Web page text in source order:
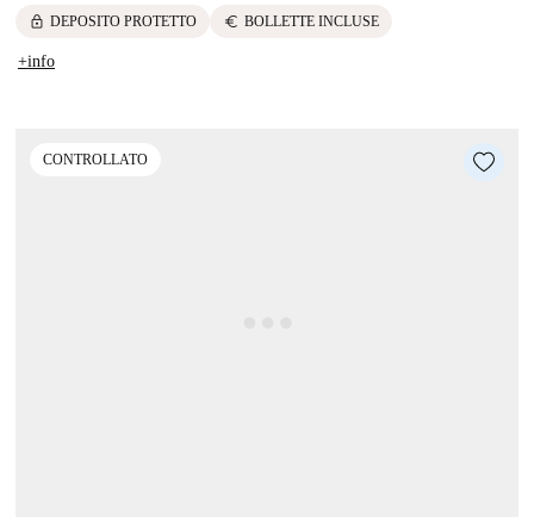
lock DEPOSITO PROTETTO euro BOLLETTE INCLUSE
+info
CONTROLLATO